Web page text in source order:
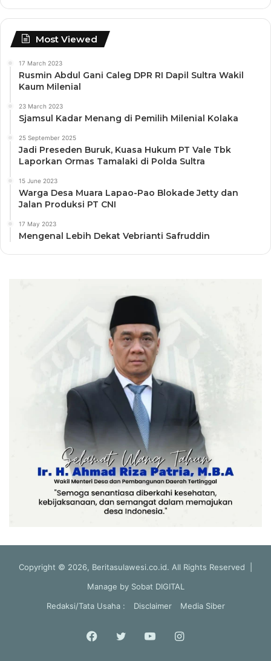
Most Viewed
17 March 2023
Rusmin Abdul Gani Caleg DPR RI Dapil Sultra Wakil
Kaum Milenial
23 March 2023
Sjamsul Kadar Menang di Pemilih Milenial Kolaka
25 September 2025
Jadi Preseden Buruk, Kuasa Hukum PT Vale Tbk
Laporkan Ormas Tamalaki di Polda Sultra
15 June 2023
Warga Desa Muara Lapao-Pao Blokade Jetty dan
Jalan Produksi PT CNI
17 May 2023
Mengenal Lebih Dekat Vebrianti Safruddin
Copyright © 2026, Beritasulawesi.co.id. All Rights Reserved |
Manage by Sobat DIGITAL
Redaksi/Tata Usaha :
Disclaimer Media Siber
Facebook
Twitter YouTubeInstagram